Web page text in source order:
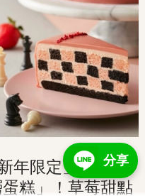
分享
年限定」蹦～出
糕」！草莓甜點